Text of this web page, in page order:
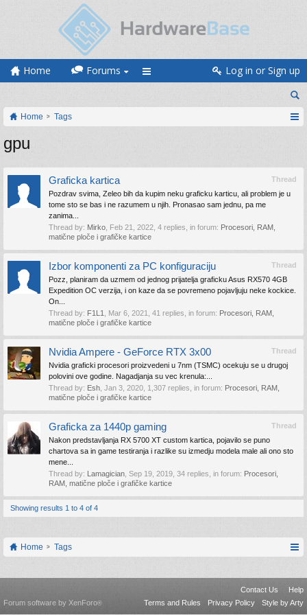
Home Forums Log in or Sign up
Home Tags
gpu
Thread
Graficka kartica
Pozdrav svima, Zeleo bih da kupim neku graficku karticu, ali problem je u
tome sto se bas i ne razumem u njih. Pronasao sam jednu, pa me
zanima...
Thread by: Mirko Feb 21, 2022 , 4 replies, in forum: Procesori, RAM,
matične ploče i grafičke kartice
Thread
Izbor komponenti za PC konfiguraciju
Pozz, planiram da uzmem od jednog prijatelja graficku Asus RX570 4GB
Expedition OC verzija, i on kaze da se povremeno pojavljuju neke kockice.
On...
Thread by: F1L1 Mar 6, 2021 , 41 replies, in forum: Procesori, RAM,
matične ploče i grafičke kartice
Thread
Nvidia Ampere - GeForce RTX 3x00
Nvidia graficki procesori proizvedeni u 7nm (TSMC) ocekuju se u drugoj
polovini ove godine. Nagadjanja su vec krenula:...
Thread by: Esh Jan 3, 2020 , 1,307 replies, in forum: Procesori, RAM,
matične ploče i grafičke kartice
Thread
Graficka za 1440p gaming
Nakon predstavljanja RX 5700 XT custom kartica, pojavilo se puno
chartova sa in game testiranja i razlike su izmedju modela male ali ono sto
mene...
Thread by: Lamagician Sep 19, 2019 , 34 replies, in forum: Procesori,
RAM, matične ploče i grafičke kartice
Showing results 1 to 4 of 4
Home Tags
Contact Us
Help
Terms and Rules
Privacy Policy Style by Arty
Forum software by XenForo®